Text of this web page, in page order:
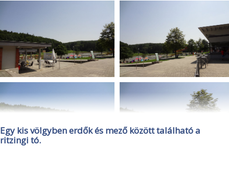
Egy kis völgyben erdők és mező között található a
ritzingi tó.